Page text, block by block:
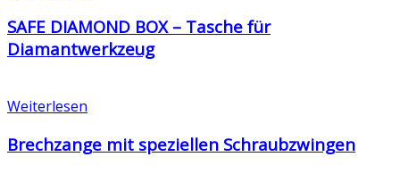
SAFE DIAMOND BOX – Tasche für
Diamantwerkzeug
Weiterlesen
Brechzange mit speziellen Schraubzwingen